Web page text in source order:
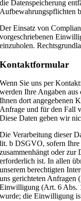
die Datenspeicherung
Aufbewahrungspflichten
Der Einsatz von
vorgeschriebenen
einzuholen.
Kontaktformular
Wenn Sie uns per
werden Ihre Angaben
Ihnen dort angegebenen
Anfrage und für den Fall
Diese Daten geben wir
Die Verarbeitung dieser
lit. b DSGVO, sofern Ihre
zusammenhängt oder
erforderlich ist. In allen
unserem berechtigten
uns gerichteten
Einwilligung (Art. 6 Abs.
wurde; die Einwilligung